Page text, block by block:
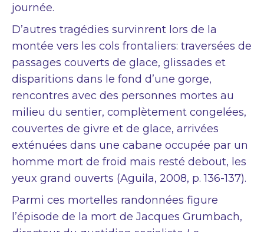
journée.
D’autres tragédies survinrent lors de la
montée vers les cols frontaliers: traversées de
passages couverts de glace, glissades et
disparitions dans le fond d’une gorge,
rencontres avec des personnes mortes au
milieu du sentier, complètement congelées,
couvertes de givre et de glace, arrivées
exténuées dans une cabane occupée par un
homme mort de froid mais resté debout, les
yeux grand ouverts (Aguila, 2008, p. 136-137).
Parmi ces mortelles randonnées figure
l’épisode de la mort de Jacques Grumbach,